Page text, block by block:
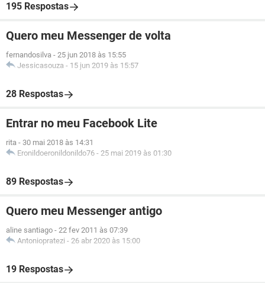
195 Respostas
Quero meu Messenger de volta
fernandosilva - 25 jun 2018 às 15:55
Jessicasouza - 15 jun 2019 às 15:57
28 Respostas
Entrar no meu Facebook Lite
rita - 30 mai 2018 às 14:31
Eronildoeronildonildo76 - 25 mai 2019 às 01:30
89 Respostas
Quero meu Messenger antigo
aline santiago - 22 fev 2011 às 07:39
Antoniopratezi - 26 abr 2020 às 15:00
19 Respostas